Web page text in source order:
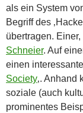
als ein System
Begriff des
übertragen.
Schneier. Auf
einen
Society‚. Anhand
soziale (auch
prominentes